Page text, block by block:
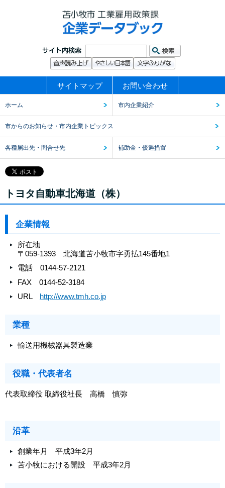
サイトマップ お問い合わせ
ホーム 市内企業紹介
市からのお知らせ・市内企業トピックス
各種届出先・問合せ先 補助金・優遇措置
トヨタ自動車北海道（株）
企業情報
所在地
〒059-1393 北海道苫小牧市字勇払145番地1
電話 0144-57-2121
FAX 0144-52-3184
URL http://www.tmh.co.jp
業種
輸送用機械器具製造業
役職・代表者名
代表取締役 取締役社長 高橋 慎弥
沿革
創業年月 平成3年2月
苫小牧における開設 平成3年2月